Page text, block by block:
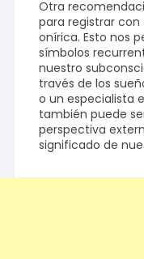
Otra
para registrar
onírica. Esto nos
símbolos
nuestro
través de los
o un especialista
también puede
perspectiva
significado de